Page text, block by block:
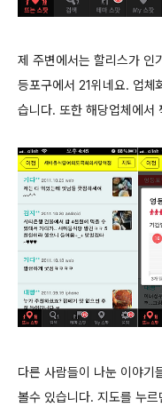
제 주변에서는 할리스가 인
등포구에서 21위네요. 업체
습니다. 또한 해당업체에서
다른 사람들이 나눈 이야기
볼수 있습니다. 지도를 누